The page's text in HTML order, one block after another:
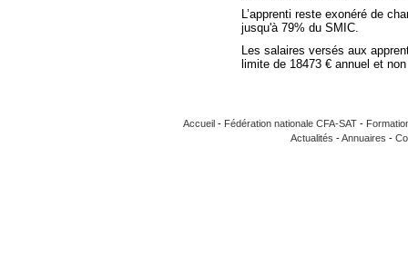
L’apprenti reste exonéré de
jusqu'à 79% du SMIC.
Les salaires versés aux
limite de 18473 € annuel et
Accueil - Fédération nationale CFA-SAT -
Actualités -Annuaires -